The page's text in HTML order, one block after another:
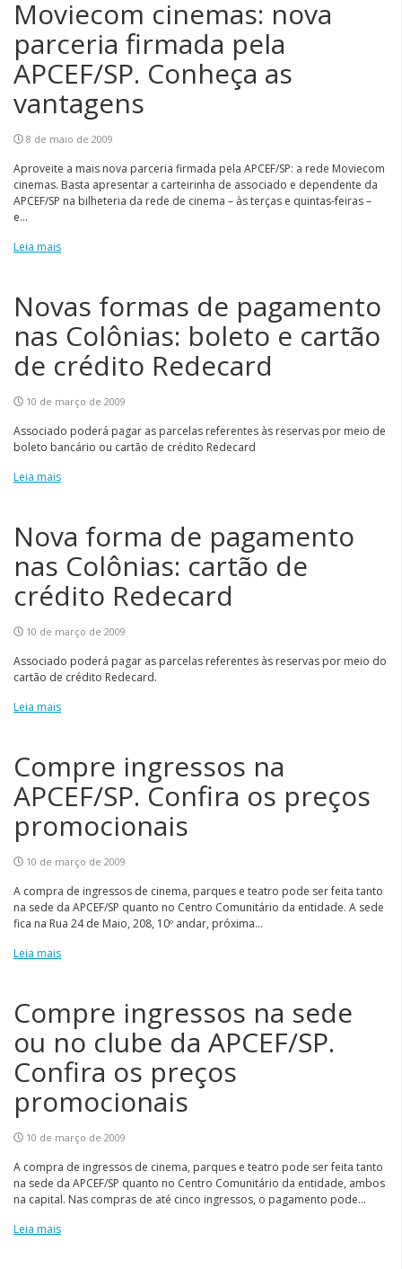
Moviecom cinemas: nova
parceria firmada pela
APCEF/SP. Conheça as
vantagens
8 de maio de 2009
Aproveite a mais nova parceria firmada pela APCEF/SP: a rede Moviecom
cinemas. Basta apresentar a carteirinha de associado e dependente da
APCEF/SP na bilheteria da rede de cinema – às terças e quintas-feiras –
e...
Leia mais
Novas formas de pagamento
nas Colônias: boleto e cartão
de crédito Redecard
10 de março de 2009
Associado poderá pagar as parcelas referentes às reservas por meio de
boleto bancário ou cartão de crédito Redecard
Leia mais
Nova forma de pagamento
nas Colônias: cartão de
crédito Redecard
10 de março de 2009
Associado poderá pagar as parcelas referentes às reservas por meio do
cartão de crédito Redecard.
Leia mais
Compre ingressos na
APCEF/SP. Confira os preços
promocionais
10 de março de 2009
A compra de ingressos de cinema, parques e teatro pode ser feita tanto
na sede da APCEF/SP quanto no Centro Comunitário da entidade. A sede
fica na Rua 24 de Maio, 208, 10º andar, próxima...
Leia mais
Compre ingressos na sede
ou no clube da APCEF/SP.
Confira os preços
promocionais
10 de março de 2009
A compra de ingressos de cinema, parques e teatro pode ser feita tanto
na sede da APCEF/SP quanto no Centro Comunitário da entidade, ambos
na capital. Nas compras de até cinco ingressos, o pagamento pode...
Leia mais